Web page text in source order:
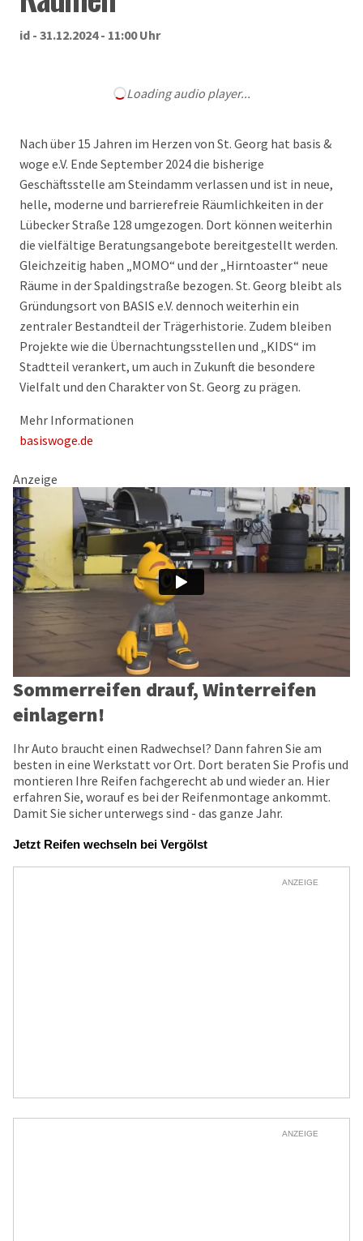
id - 31.12.2024 - 11:00 Uhr
Loading audio player...
Nach über 15 Jahren im Herzen von St. Georg hat basis &
woge e.V. Ende September 2024 die bisherige
Geschäftsstelle am Steindamm verlassen und ist in neue,
helle, moderne und barrierefreie Räumlichkeiten in der
Lübecker Straße 128 umgezogen. Dort können weiterhin
die vielfältige Beratungsangebote bereitgestellt werden.
Gleichzeitig haben „MOMO“ und der „Hirntoaster“ neue
Räume in der Spaldingstraße bezogen. St. Georg bleibt als
Gründungsort von BASIS e.V. dennoch weiterhin ein
zentraler Bestandteil der Trägerhistorie. Zudem bleiben
Projekte wie die Übernachtungsstellen und „KIDS“ im
Stadtteil verankert, um auch in Zukunft die besondere
Vielfalt und den Charakter von St. Georg zu prägen.
Mehr Informationen
basiswoge.de
Anzeige
Sommerreifen drauf, Winterreifen
einlagern!
Ihr Auto braucht einen Radwechsel? Dann fahren Sie am
besten in eine Werkstatt vor Ort. Dort beraten Sie Profis und
montieren Ihre Reifen fachgerecht ab und wieder an. Hier
erfahren Sie, worauf es bei der Reifenmontage ankommt.
Damit Sie sicher unterwegs sind - das ganze Jahr.
Jetzt Reifen wechseln bei Vergölst
ANZEIGE
ANZEIGE